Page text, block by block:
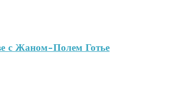
с Жаном-Полем Готье